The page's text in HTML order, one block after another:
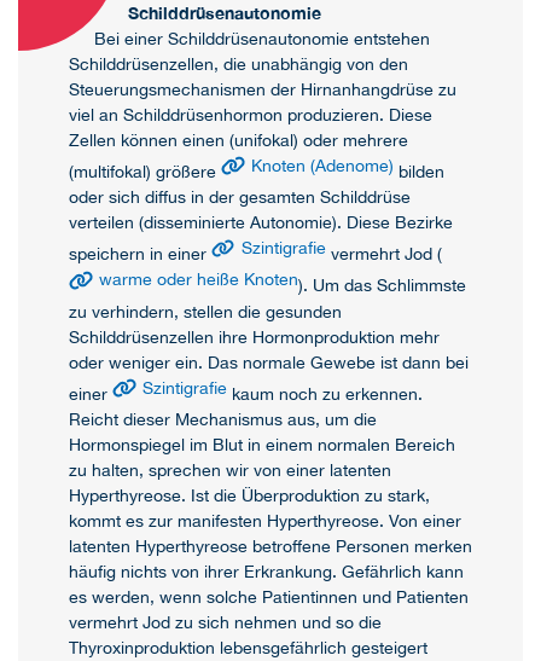
Schilddrüsenautonomie
Bei einer Schilddrüsenautonomie entstehen
Schilddrüsenzellen, die unabhängig von den
Steuerungsmechanismen der Hirnanhangdrüse zu
viel an Schilddrüsenhormon produzieren. Diese
Zellen können einen (unifokal) oder mehrere
(multifokal) größere
Knoten (Adenome) bilden
oder sich diffus in der gesamten Schilddrüse
verteilen (disseminierte Autonomie). Diese Bezirke
speichern in einer
Szintigrafie vermehrt Jod (
warme oder heiße Knoten). Um das Schlimmste
zu verhindern, stellen die gesunden
Schilddrüsenzellen ihre Hormonproduktion mehr
oder weniger ein. Das normale Gewebe ist dann bei
einer
Szintigrafie kaum noch zu erkennen.
Reicht dieser Mechanismus aus, um die
Hormonspiegel im Blut in einem normalen Bereich
zu halten, sprechen wir von einer latenten
Hyperthyreose. Ist die Überproduktion zu stark,
kommt es zur manifesten Hyperthyreose. Von einer
latenten Hyperthyreose betroffene Personen merken
häufig nichts von ihrer Erkrankung. Gefährlich kann
es werden, wenn solche Patientinnen und Patienten
vermehrt Jod zu sich nehmen und so die
Thyroxinproduktion lebensgefährlich gesteigert